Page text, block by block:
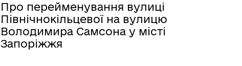
Про перейменування вулиці
Північнокільцевої на вулицю
Володимира Самсона у місті
Запоріжжя